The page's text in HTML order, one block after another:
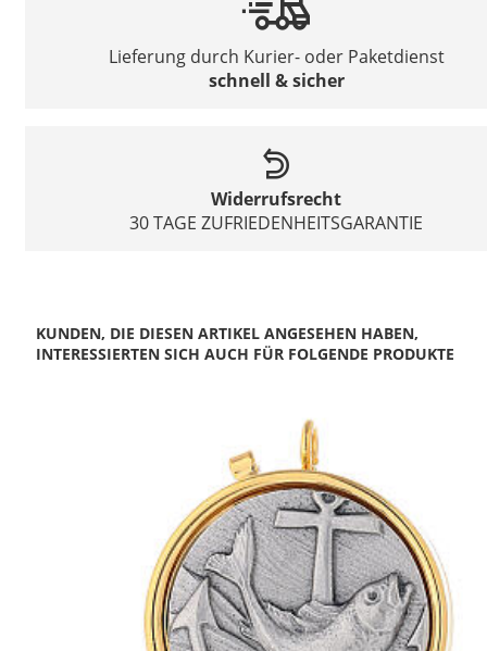
Lieferung durch Kurier- oder Paketdienst
schnell & sicher
Widerrufsrecht
30 TAGE ZUFRIEDENHEITSGARANTIE
KUNDEN, DIE DIESEN ARTIKEL ANGESEHEN HABEN,
INTERESSIERTEN SICH AUCH FÜR FOLGENDE PRODUKTE